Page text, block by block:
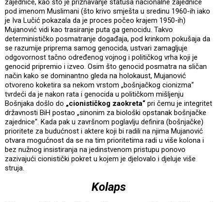
zajednice, kao što je priznavanje statusa nacionalne zajednice
pod imenom Muslimani (što krivo smješta u sredinu 1960-ih iako
je Iva Lučić pokazala da je proces počeo krajem 1950-ih)
Mujanović vidi kao trasiranje puta ga genocidu. Takvo
determinističko posmatranje događaja, pod krinkom pokušaja da
se razumije priprema samog genocida, ustvari zamagljuje
odgovornost tačno određenog vojnog i političkog vrha koji je
genocid pripremio i izveo. Osim što genocid posmatra na sličan
način kako se dominantno gleda na holokaust, Mujanović
otvoreno koketira sa nekom vrstom „bošnjačkog cionizma“
tvrdeći da je nakon rata i genocida u političkom mišljenju
Bošnjaka došlo do „cionističkog zaokreta“ pri čemu je integritet
državnosti BiH postao „sinonim za biološki opstanak bošnjačke
zajednice“. Kada pak u završnom poglavlju definira (bošnjačke)
prioritete za budućnost i aktere koji bi radili na njima Mujanović
otvara mogućnost da se na tim prioritetima radi u više kolona i
bez nužnog insistiranja na jedinstvenom pristupu ponovo
zazivajući cionistički pokret u kojem je djelovalo i djeluje više
struja.
Kolaps